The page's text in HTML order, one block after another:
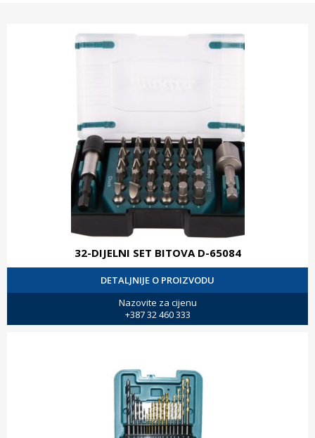
32-DIJELNI SET BITOVA D-65084
DETALJNIJE O PROIZVODU
Nazovite za cijenu
+387 32 460 333